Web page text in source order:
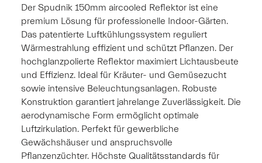
Der Spudnik 150mm aircooled Reflektor ist eine
premium Lösung für professionelle Indoor-Gärten.
Das patentierte Luftkühlungssystem reguliert
Wärmestrahlung effizient und schützt Pflanzen. Der
hochglanzpolierte Reflektor maximiert Lichtausbeute
und Effizienz. Ideal für Kräuter- und Gemüsezucht
sowie intensive Beleuchtungsanlagen. Robuste
Konstruktion garantiert jahrelange Zuverlässigkeit. Die
aerodynamische Form ermöglicht optimale
Luftzirkulation. Perfekt für gewerbliche
Gewächshäuser und anspruchsvolle
Pflanzenzüchter. Höchste Qualitätsstandards für